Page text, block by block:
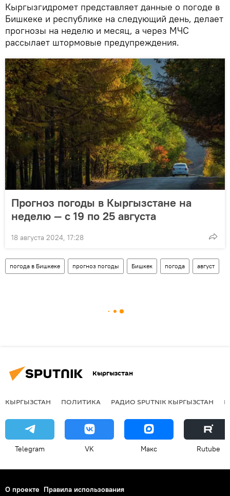
Кыргызгидромет представляет данные о погоде в
Бишкеке и республике на следующий день, делает
прогнозы на неделю и месяц, а через МЧС
рассылает штормовые предупреждения.
Прогноз погоды в Кыргызстане на
неделю — с 19 по 25 августа
18 августа 2024, 17:28
погода в Бишкеке прогноз погоды Бишкек погода август
Кыргызстан
КЫРГЫЗСТАН ПОЛИТИКА РАДИО SPUTNIK КЫРГЫЗСТАН
Telegram VK Макс Rutube
О проекте Правила использования